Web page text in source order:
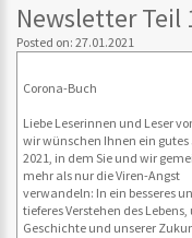
Newsletter Teil
Posted on: 27.01.2021
Corona-Buch
Liebe Leserinnen und Leser
wir wünschen Ihnen ein gutes
2021, in dem Sie und wir
mehr als nur die Viren-Angst
verwandeln: In ein besseres
tieferes Verstehen des Lebens,
Geschichte und unserer